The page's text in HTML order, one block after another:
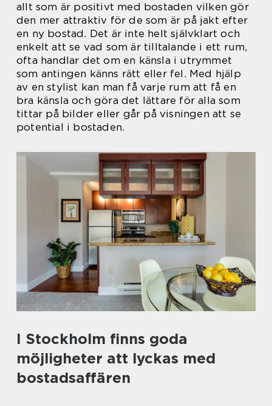
allt som är positivt med bostaden vilken gör
den mer attraktiv för de som är på jakt efter
en ny bostad. Det är inte helt självklart och
enkelt att se vad som är tilltalande i ett rum,
ofta handlar det om en känsla i utrymmet
som antingen känns rätt eller fel. Med hjälp
av en stylist kan man få varje rum att få en
bra känsla och göra det lättare för alla som
tittar på bilder eller går på visningen att se
potential i bostaden.
I Stockholm finns goda
möjligheter att lyckas med
bostadsaffären